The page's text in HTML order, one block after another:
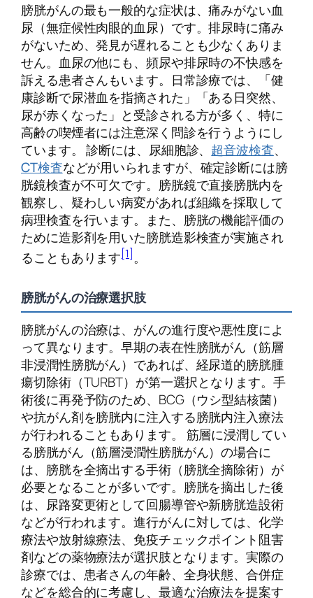
膀胱がんの最も一般的な症状は、痛みがない血
尿（無症候性肉眼的血尿）です。排尿時に痛み
がないため、発見が遅れることも少なくありま
せん。血尿の他にも、頻尿や排尿時の不快感を
訴える患者さんもいます。日常診療では、「健
康診断で尿潜血を指摘された」「ある日突然、
尿が赤くなった」と受診される方が多く、特に
高齢の喫煙者には注意深く問診を行うようにし
ています。 診断には、尿細胞診、 超音波検査、
CT検査などが用いられますが、確定診断には膀
胱鏡検査が不可欠です。膀胱鏡で直接膀胱内を
観察し、疑わしい病変があれば組織を採取して
病理検査を行います。また、膀胱の機能評価の
ために造影剤を用いた膀胱造影検査が実施され
ることもあります[1]。
膀胱がんの治療選択肢
膀胱がんの治療は、がんの進行度や悪性度によ
って異なります。早期の表在性膀胱がん（筋層
非浸潤性膀胱がん）であれば、経尿道的膀胱腫
瘍切除術（TURBT）が第一選択となります。手
術後に再発予防のため、BCG（ウシ型結核菌）
や抗がん剤を膀胱内に注入する膀胱内注入療法
が行われることもあります。 筋層に浸潤してい
る膀胱がん（筋層浸潤性膀胱がん）の場合に
は、膀胱を全摘出する手術（膀胱全摘除術）が
必要となることが多いです。膀胱を摘出した後
は、尿路変更術として回腸導管や新膀胱造設術
などが行われます。進行がんに対しては、化学
療法や放射線療法、免疫チェックポイント阻害
剤などの薬物療法が選択肢となります。実際の
診療では、患者さんの年齢、全身状態、合併症
などを総合的に考慮し、最適な治療法を提案す